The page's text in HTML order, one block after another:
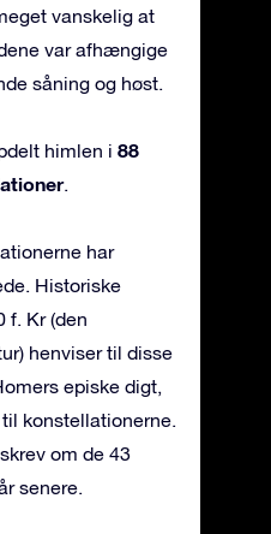
vanskelig at
var afhængige
såning og høst.
himlen i 88
.
har
Historiske
f. Kr (den
henviser til disse
episke digt,
konstellationerne.
om de 43
senere.